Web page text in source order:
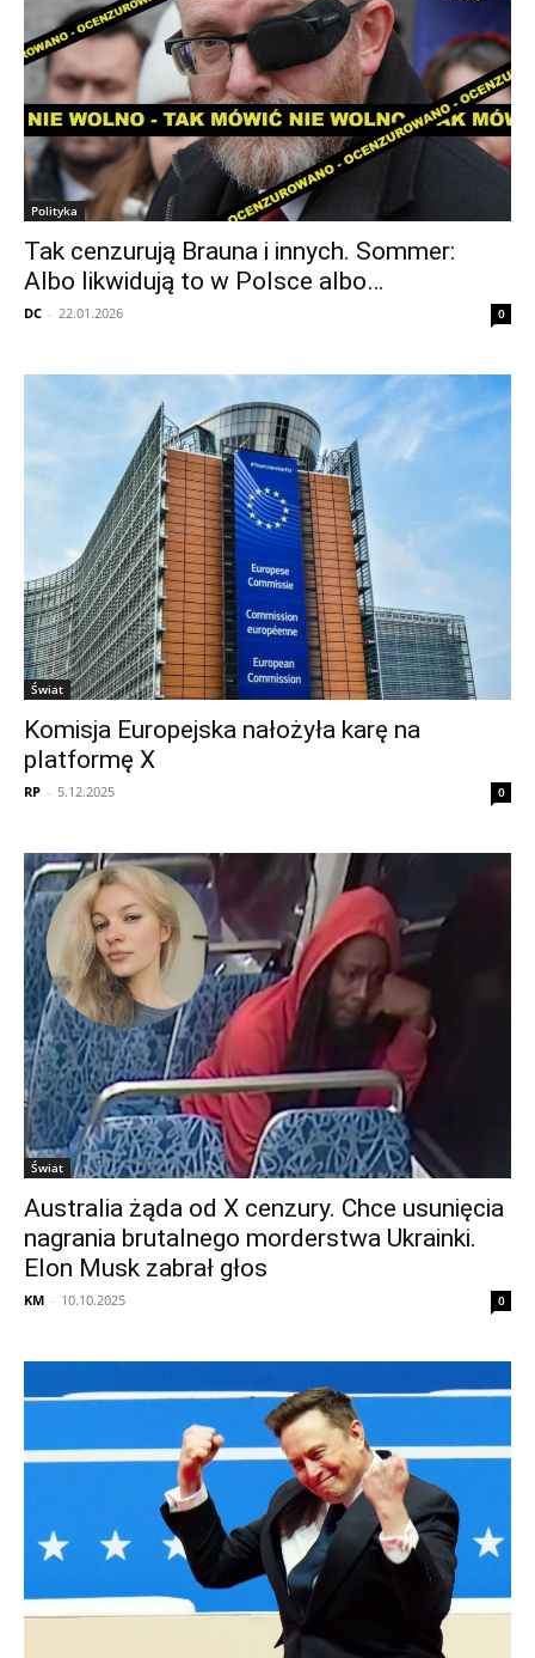
Polityka
Tak cenzurują Brauna i innych. Sommer:
Albo likwidują to w Polsce albo…
DC - 22.01.2026 0
Świat
Komisja Europejska nałożyła karę na
platformę X
RP - 5.12.2025 0
Świat
Australia żąda od X cenzury. Chce usunięcia
nagrania brutalnego morderstwa Ukrainki.
Elon Musk zabrał głos
KM - 10.10.2025 0